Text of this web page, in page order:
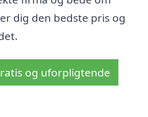
dig den bedste pris og
og uforpligtende